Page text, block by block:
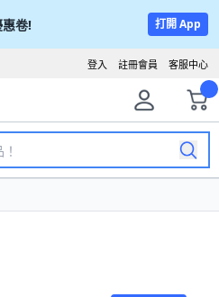
卷! 打開 App
客服中心
註冊會員
登入